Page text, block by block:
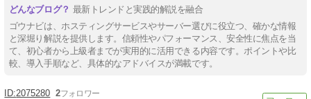
最新トレンドと実践的解説を融合
ゴウナビは、ホスティングサービスやサーバー選びに役立つ、確かな情報
と深堀り解説を提供します。信頼性やパフォーマンス、安全性に焦点を当
て、初心者から上級者までが実用的に活用できる内容です。ポイントや比
較、導入手順など、具体的なアドバイスが満載です。
2075280 2